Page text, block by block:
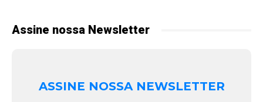
Assine nossa Newsletter
ASSINE NOSSA NEWSLETTER